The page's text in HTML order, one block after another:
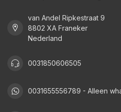
van Andel Ripkestraat 9
8802 XA Franeker
Nederland
0031850606505
0031655556789 - Alleen